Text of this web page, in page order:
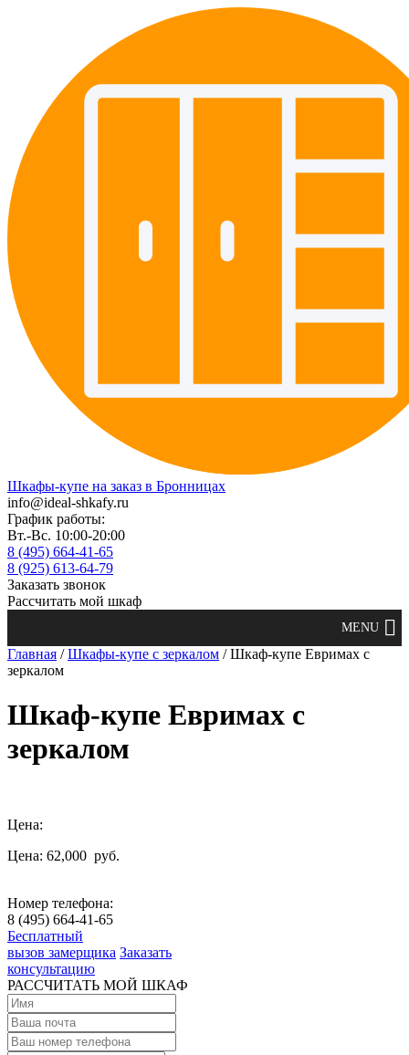
Шкафы-купе на заказ в Бронницах
info@ideal-shkafy.ru
График работы:
Вт.-Вс. 10:00-20:00
8 (495) 664-41-65
8 (925) 613-64-79
Заказать звонок
Рассчитать мой шкаф
Главная /Шкафы-купе с зеркалом / Шкаф-купе Евримах с
зеркалом
Шкаф-купе Евримах с
зеркалом
Цена:
Цена: 62,000 руб.
Номер телефона:
8 (495) 664-41-65
Бесплатный
вызов замерщика Заказать
консультацию
РАССЧИТАТЬ МОЙ ШКАФ